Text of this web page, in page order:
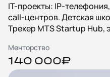
IT-проекты: IP-
call-центров. Детская
Трекер MTS Startup Hub,
Менторство
140 000₽